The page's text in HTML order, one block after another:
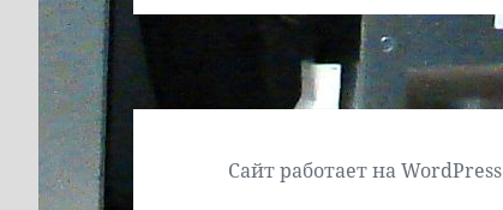
Сайт работает на WordPress